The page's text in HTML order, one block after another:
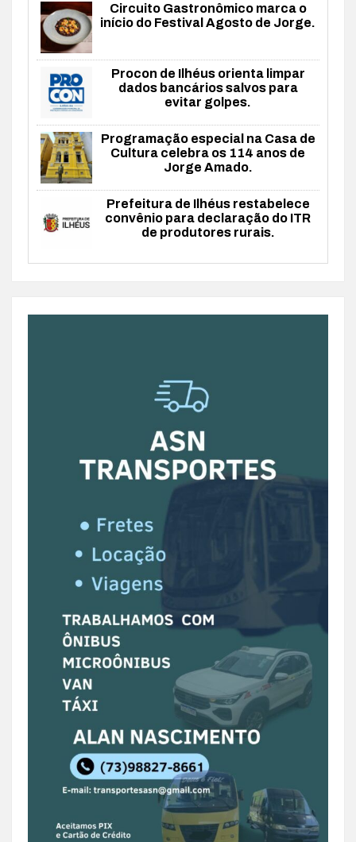
Circuito Gastronômico marca o
início do Festival Agosto de Jorge.
Procon de Ilhéus orienta limpar
dados bancários salvos para
evitar golpes.
Programação especial na Casa de
Cultura celebra os 114 anos de
Jorge Amado.
Prefeitura de Ilhéus restabelece
convênio para declaração do ITR
de produtores rurais.